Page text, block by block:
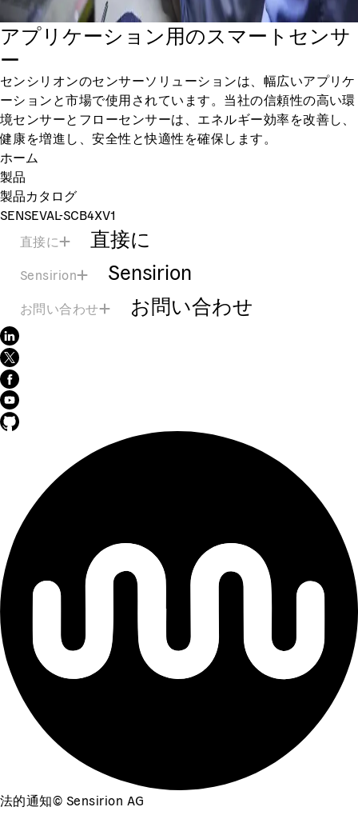
アプリケーション用のスマートセンサ
ー
センシリオンのセンサーソリューションは、幅広いアプリケ
ーションと市場で使用されています。当社の信頼性の高い環
境センサーとフローセンサーは、エネルギー効率を改善し、
健康を増進し、安全性と快適性を確保します。
ホーム
製品
製品カタログ
SENSEVAL-SCB4XV1
直接に
直接に
Sensirion Sensirion
お問い合わせ お問い合わせ
法的通知© Sensirion AG